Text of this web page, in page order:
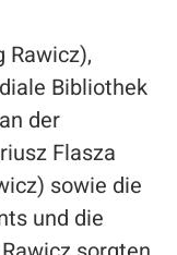
Rawicz),
Bibliothek
der
Flasza
sowie die
und die